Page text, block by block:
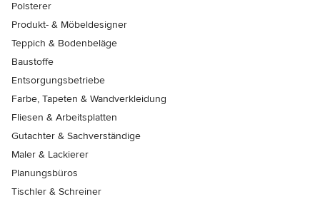
Polsterer
Produkt- & Möbeldesigner
Teppich & Bodenbeläge
Baustoffe
Entsorgungsbetriebe
Farbe, Tapeten & Wandverkleidung
Fliesen & Arbeitsplatten
Gutachter & Sachverständige
Maler & Lackierer
Planungsbüros
Tischler & Schreiner